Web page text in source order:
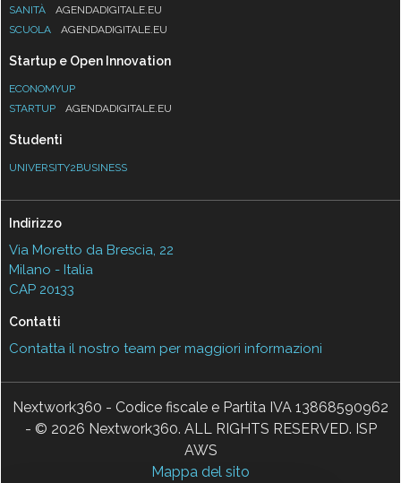
SANITÀ
AGENDADIGITALE.EU
SCUOLA
AGENDADIGITALE.EU
Startup e Open Innovation
ECONOMYUP
STARTUP
AGENDADIGITALE.EU
Studenti
UNIVERSITY2BUSINESS
Indirizzo
Via Moretto da Brescia, 22
Milano - Italia
CAP 20133
Contatti
Contatta il nostro team per maggiori informazioni
Nextwork360 - Codice fiscale e Partita IVA 13868590962
- © 2026 Nextwork360. ALL RIGHTS RESERVED. ISP
AWS
Mappa del sito